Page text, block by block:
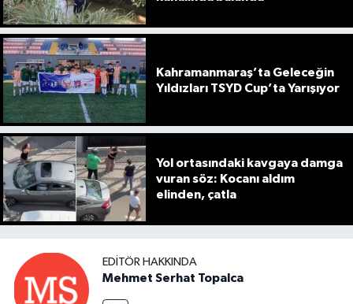
Kahramanmaraş’ta Geleceğin
Yıldızları TSYD Cup’ta Yarışıyor
Yol ortasındaki kavgaya damga
vuran söz: Kocanı aldım
elinden, çatla
EDITÖR HAKKINDA
Mehmet Serhat Topalca